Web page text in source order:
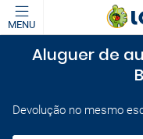
MENU
Aluguer de
Devolução no mesmo